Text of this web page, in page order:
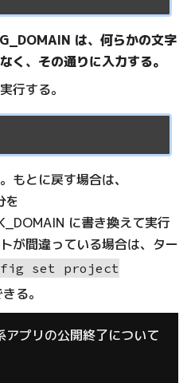
は、何らかの文字
く、その通りに入力する。
行する。
もとに戻す場合は、
を
に書き換えて実行
が間違っている場合は、ター
set project
る。
プリの公開終了について